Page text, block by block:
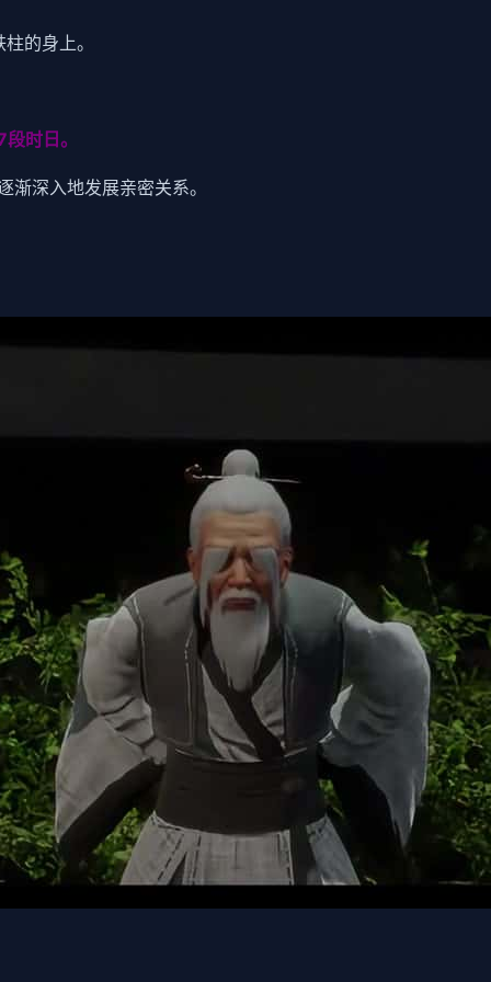
的身上。
时日。
深入地发展亲密关系。